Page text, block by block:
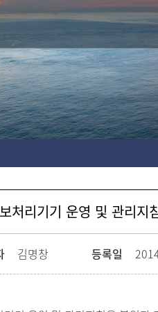
처리기기 운영 및 관리지
김명창 등록일